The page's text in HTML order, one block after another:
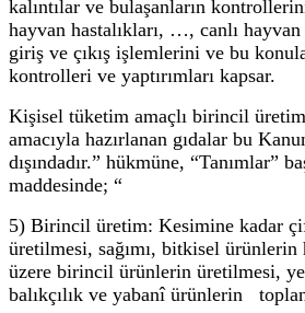
kalıntılar ve bulaşanların
hayvan hastalıkları, …, canlı
giriş ve çıkış işlemlerini ve bu
kontrolleri ve yaptırımları kapsar.
Kişisel tüketim amaçlı birincil
amacıyla hazırlanan gıdalar bu
dışındadır.” hükmüne, “Tanımlar”
maddesinde; “
5) Birincil üretim: Kesimine kadar
üretilmesi, sağımı, bitkisel ürünlerin
üzere birincil ürünlerin üretilmesi,
balıkçılık ve yabanî ürünlerin